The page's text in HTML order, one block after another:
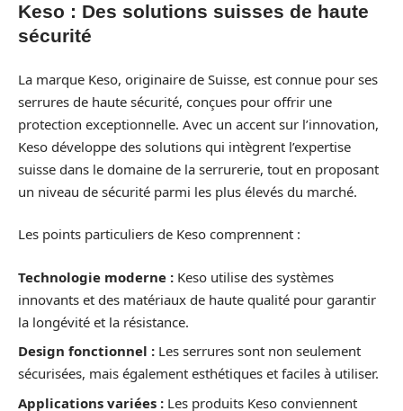
Keso : Des solutions suisses de haute
sécurité
La marque Keso, originaire de Suisse, est connue pour ses
serrures de haute sécurité, conçues pour offrir une
protection exceptionnelle. Avec un accent sur l’innovation,
Keso développe des solutions qui intègrent l’expertise
suisse dans le domaine de la serrurerie, tout en proposant
un niveau de sécurité parmi les plus élevés du marché.
Les points particuliers de Keso comprennent :
Technologie moderne : Keso utilise des systèmes
innovants et des matériaux de haute qualité pour garantir
la longévité et la résistance.
Design fonctionnel : Les serrures sont non seulement
sécurisées, mais également esthétiques et faciles à utiliser.
Applications variées : Les produits Keso conviennent